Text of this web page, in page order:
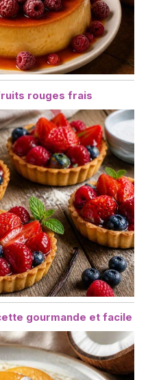
rouges frais
gourmande et facile